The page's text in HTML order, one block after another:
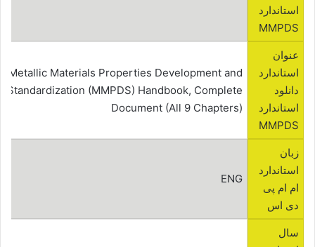
استاندارد
MMPDS
عنوان
استاندارد
دانلود
استاندارد
MMPDS
Metallic Materials Properties Development and
Standardization (MMPDS) Handbook, Complete
Document (All 9 Chapters)
زبان
استاندارد
ام ام پی
دی اس
ENG
سال